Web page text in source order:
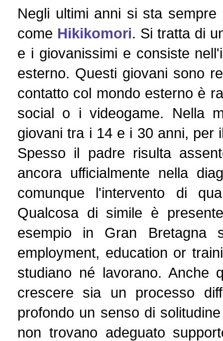
Negli ultimi anni si sta
come Hikikomori. Si tratta di
e i giovanissimi e consiste
esterno. Questi giovani sono
contatto col mondo esterno è
social o i videogame. Nella
giovani tra i 14 e i 30 anni, per
Spesso il padre risulta
ancora ufficialmente nella
comunque l'intervento di
Qualcosa di simile è
esempio in Gran
employment, education or
studiano né lavorano. Anche
crescere sia un processo
profondo un senso di
non trovano adeguato